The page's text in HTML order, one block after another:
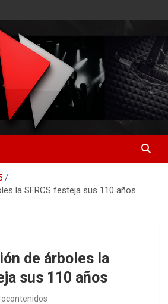
la SFRCS festeja sus 110 años
de árboles la
sus 110 años